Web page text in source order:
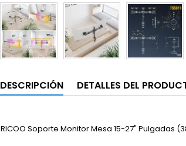
DESCRIPCIÓN DETALLES DEL
RICOO Soporte Monitor Mesa 15-27" Pulgadas